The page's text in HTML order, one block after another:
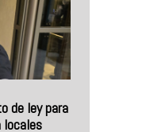
de ley para
locales